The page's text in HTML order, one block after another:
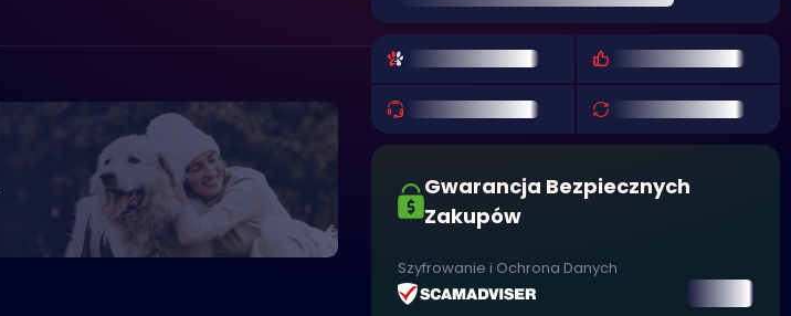
Gwarancja Bezpiecznych
Zakupów
Szyfrowanie i Ochrona Danych